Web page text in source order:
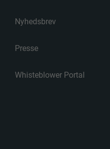
Nyhedsbrev
Presse
Whisteblower Portal